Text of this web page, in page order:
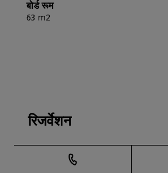
बोर्ड रूम
63 m2
रिजर्वेशन